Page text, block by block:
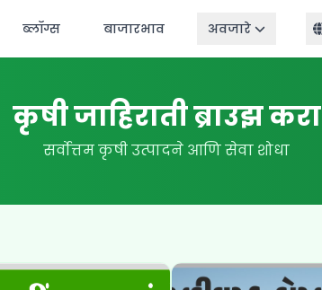
ब्लॉग्स बाजारभाव अवजारे
कृषी जाहिराती ब्राउझ करा
सर्वोत्तम कृषी उत्पादने आणि सेवा शोधा